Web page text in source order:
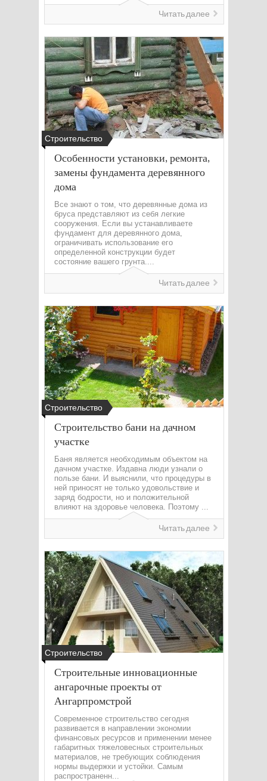
Читать далее
Строительство
Особенности установки, ремонта,
замены фундамента деревянного
дома
Все знают о том, что деревянные дома из
бруса представляют из себя легкие
сооружения. Если вы устанавливаете
фундамент для деревянного дома,
ограничивать использование его
определенной конструкции будет
состояние вашего грунта....
Читать далее
Строительство
Строительство бани на дачном
участке
Баня является необходимым объектом на
дачном участке. Издавна люди узнали о
пользе бани. И выяснили, что процедуры в
ней приносят не только удовольствие и
заряд бодрости, но и положительной
влияют на здоровье человека. Поэтому ...
Читать далее
Строительство
Строительные инновационные
ангарочные проекты от
Ангарпромстрой
Современное строительство сегодня
развивается в направлении экономии
финансовых ресурсов и применении менее
габаритных тяжеловесных строительных
материалов, не требующих соблюдения
нормы выдержки и устойки. Самым
распространенн...